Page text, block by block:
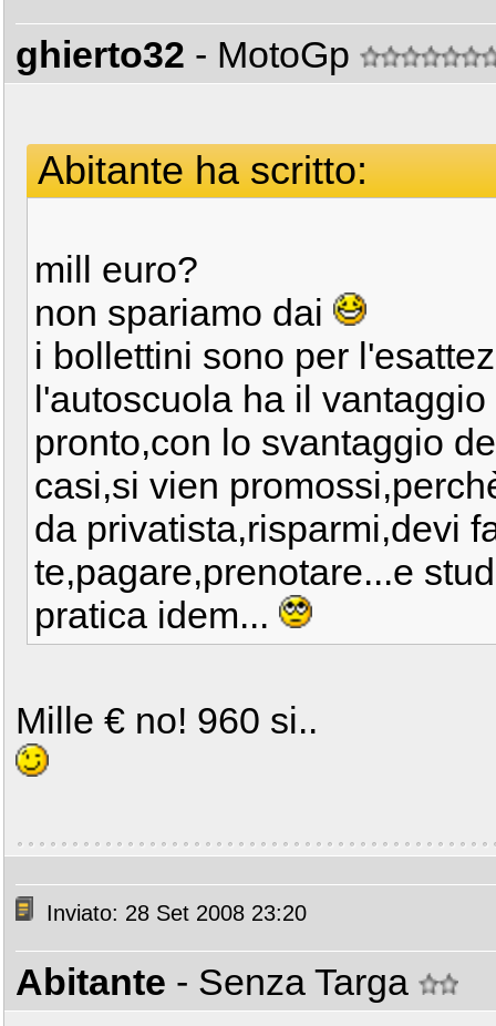
ghierto32 - MotoGp
Abitante ha scritto:
mill euro?
non spariamo dai
i bollettini sono per
l'autoscuola ha il
pronto,con lo svantaggio
casi,si vien
da privatista,risparmi,devi
te,pagare,prenotare...e
pratica idem...
Mille € no! 960 si..
Inviato: 28 Set 2008 23:20
Abitante - Senza Targa